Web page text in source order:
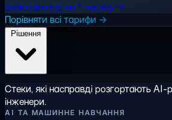
Безкоштовно на 1 годину →
Порівняти всі тарифи →
Стеки, які насправді розгортають
інженери.
AI ТА МАШИННЕ НАВЧАННЯ